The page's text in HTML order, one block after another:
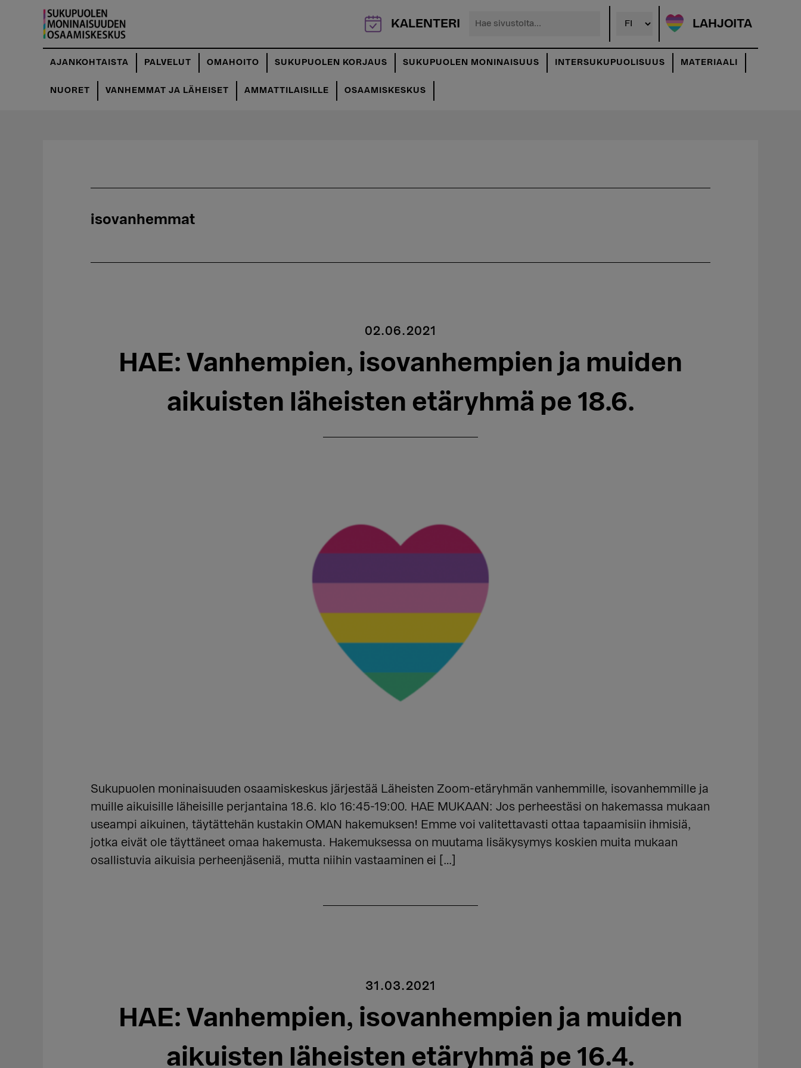
pääsisältöön
LAHJOITA
Hae
KALENTERI
AJANKOHTAISTA PALVELUT OMAHOITO SUKUPUOLEN KORJAUS SUKUPUOLEN MONINAISUUS INTERSUKUPUOLISUUS MATERIAALI
NUORET VANHEMMAT JA LÄHEISET AMMATTILAISILLE OSAAMISKESKUS
isovanhemmat
02.06.2021
HAE: Vanhempien, isovanhempien ja muiden
aikuisten läheisten etäryhmä pe 18.6.
Sukupuolen moninaisuuden osaamiskeskus järjestää Läheisten Zoom-etäryhmän vanhemmille, isovanhemmille ja
muille aikuisille läheisille perjantaina 18.6. klo 16:45-19:00. HAE MUKAAN: Jos perheestäsi on hakemassa mukaan
useampi aikuinen, täytättehän kustakin OMAN hakemuksen! Emme voi valitettavasti ottaa tapaamisiin ihmisiä,
jotka eivät ole täyttäneet omaa hakemusta. Hakemuksessa on muutama lisäkysymys koskien muita mukaan
osallistuvia aikuisia perheenjäseniä, mutta niihin vastaaminen ei […]
31.03.2021
HAE: Vanhempien, isovanhempien ja muiden
aikuisten läheisten etäryhmä pe 16.4.